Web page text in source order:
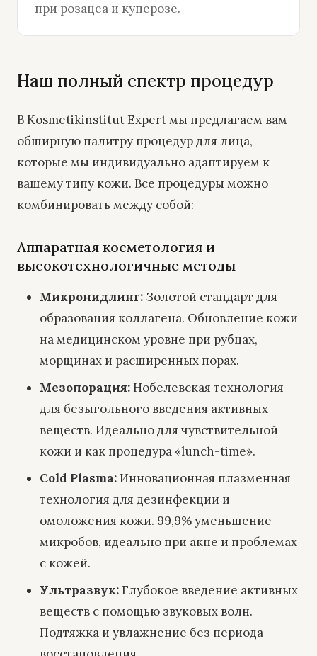
при розацеа и куперозе.
Наш полный спектр процедур
В Kosmetikinstitut Expert мы предлагаем вам
обширную палитру процедур для лица,
которые мы индивидуально адаптируем к
вашему типу кожи. Все процедуры можно
комбинировать между собой:
Аппаратная косметология и
высокотехнологичные методы
Микронидлинг: Золотой стандарт для
образования коллагена. Обновление кожи
на медицинском уровне при рубцах,
морщинах и расширенных порах.
Мезопорация:Нобелевская технология
для безыгольного введения активных
веществ. Идеально для чувствительной
кожи и как процедура «lunch-time».
Cold Plasma:Инновационная плазменная
технология для дезинфекции и
омоложения кожи. 99,9% уменьшение
микробов, идеально при акне и проблемах
с кожей.
Ультразвук:Глубокое введение активных
веществ с помощью звуковых волн.
Подтяжка и увлажнение без периода